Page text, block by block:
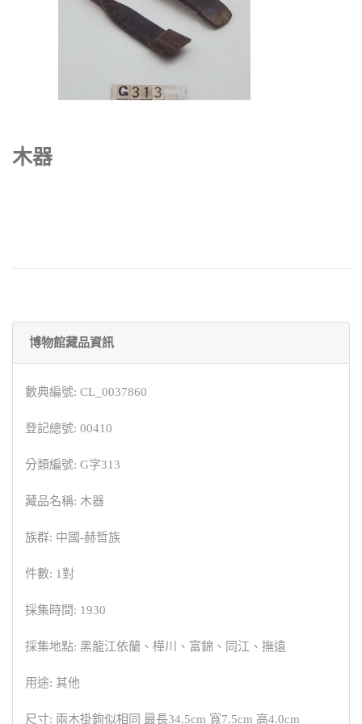
木器
博物館藏品資訊
數典編號: CL_0037860
登記總號: 00410
分類編號: G字313
藏品名稱: 木器
族群: 中國-赫哲族
件數: 1對
採集時間: 1930
採集地點: 黑龍江依蘭、樺川、富錦、同江、撫遠
用途: 其他
尺寸: 兩木掛鉤似相同 最長34.5cm 寬7.5cm 高4.0cm